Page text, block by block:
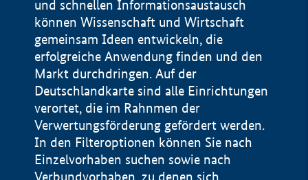
und schnellen Informationsaustausch
können Wissenschaft und Wirtschaft
gemeinsam Ideen entwickeln, die
erfolgreiche Anwendung finden und den
Markt durchdringen. Auf der
Deutschlandkarte sind alle Einrichtungen
verortet, die im Rahnmen der
Verwertungsförderung gefördert werden.
In den Filteroptionen können Sie nach
Einzelvorhaben suchen sowie nach
Verbundvorhaben, zu denen sich